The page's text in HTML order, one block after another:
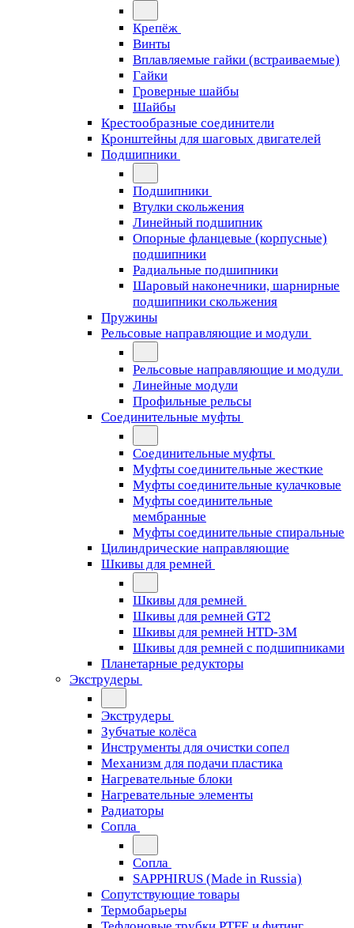
Крепёж
Винты
Вплавляемые гайки (встраиваемые)
Гайки
Гроверные шайбы
Шайбы
Крестообразные соединители
Кронштейны для шаговых двигателей
Подшипники
Подшипники
Втулки скольжения
Линейный подшипник
Опорные фланцевые (корпусные)
подшипники
Радиальные подшипники
Шаровый наконечники, шарнирные
подшипники скольжения
Пружины
Рельсовые направляющие и модули
Рельсовые направляющие и модули
Линейные модули
Профильные рельсы
Соединительные муфты
Соединительные муфты
Муфты соединительные жесткие
Муфты соединительные кулачковые
Муфты соединительные
мембранные
Муфты соединительные спиральные
Цилиндрические направляющие
Шкивы для ремней
Шкивы для ремней
Шкивы для ремней GT2
Шкивы для ремней HTD-3M
Шкивы для ремней с подшипниками
Планетарные редукторы
Экструдеры
Экструдеры
Зубчатые колёса
Инструменты для очистки сопел
Механизм для подачи пластика
Нагревательные блоки
Нагревательные элементы
Радиаторы
Сопла
Сопла
SAPPHIRUS (Made in Russia)
Сопутствующие товары
Термобарьеры